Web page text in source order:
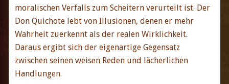
moralischen Verfalls zum Scheitern verurteilt ist. Der
Don Quichote lebt von Illusionen, denen er mehr
Wahrheit zuerkennt als der realen Wirklichkeit.
Daraus ergibt sich der eigenartige Gegensatz
zwischen seinen weisen Reden und lächerlichen
Handlungen.